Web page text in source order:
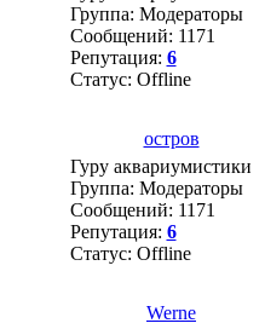
Группа: Модераторы
Сообщений: 1171
Репутация: 6
Статус: Offline
остров
Гуру аквариумистики
Группа: Модераторы
Сообщений: 1171
Репутация: 6
Статус: Offline
Werne